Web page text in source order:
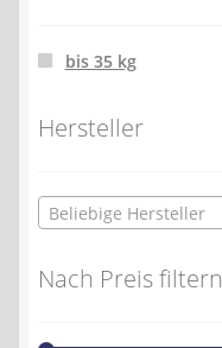
bis 35 kg
Hersteller
Beliebige Hersteller
Nach Preis filtern